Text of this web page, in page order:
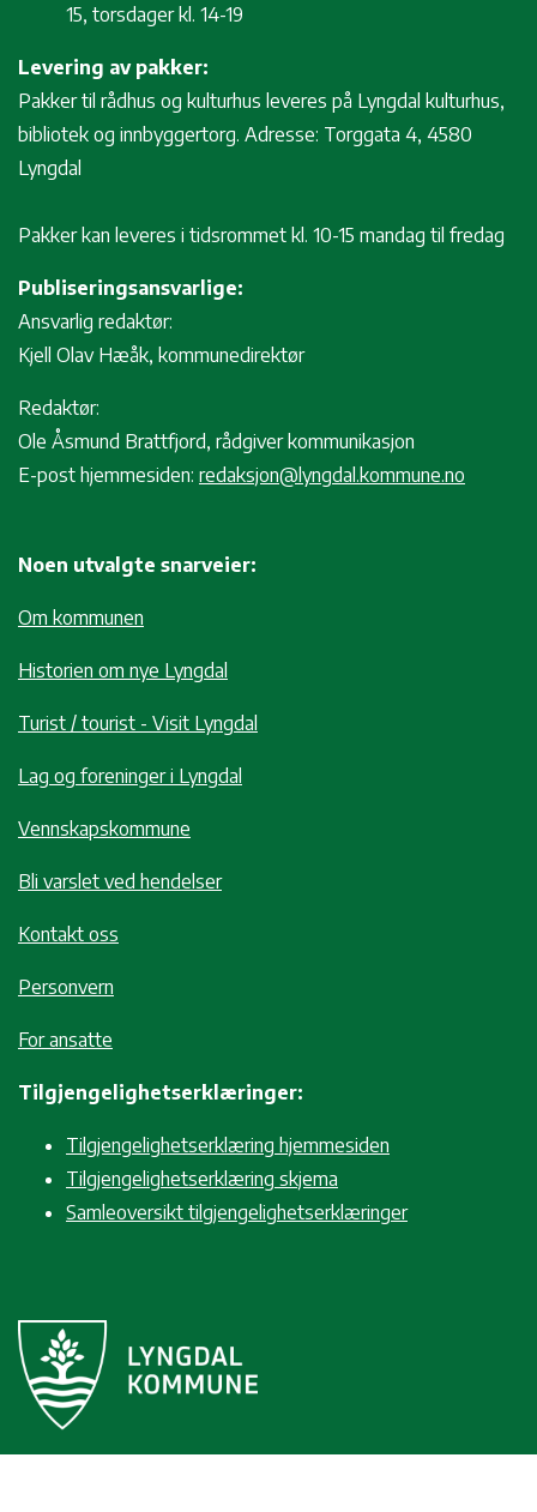
15, torsdager kl. 14-19
Levering av pakker:
Pakker til rådhus og kulturhus leveres på Lyngdal kulturhus,
bibliotek og innbyggertorg. Adresse: Torggata 4, 4580
Lyngdal
Pakker kan leveres i tidsrommet kl. 10-15 mandag til fredag
Publiseringsansvarlige:
Ansvarlig redaktør:
Kjell Olav Hæåk, kommunedirektør
Redaktør:
Ole Åsmund Brattfjord, rådgiver kommunikasjon
E-post hjemmesiden: redaksjon@lyngdal.kommune.no
Noen utvalgte snarveier:
Om kommunen
Historien om nye Lyngdal
Turist / tourist - Visit Lyngdal
Lag og foreninger i Lyngdal
Vennskapskommune
Bli varslet ved hendelser
Kontakt oss
Personvern
For ansatte
Tilgjengelighetserklæringer:
Tilgjengelighetserklæring hjemmesiden
Tilgjengelighetserklæring skjema
Samleoversikt tilgjengelighetserklæringer